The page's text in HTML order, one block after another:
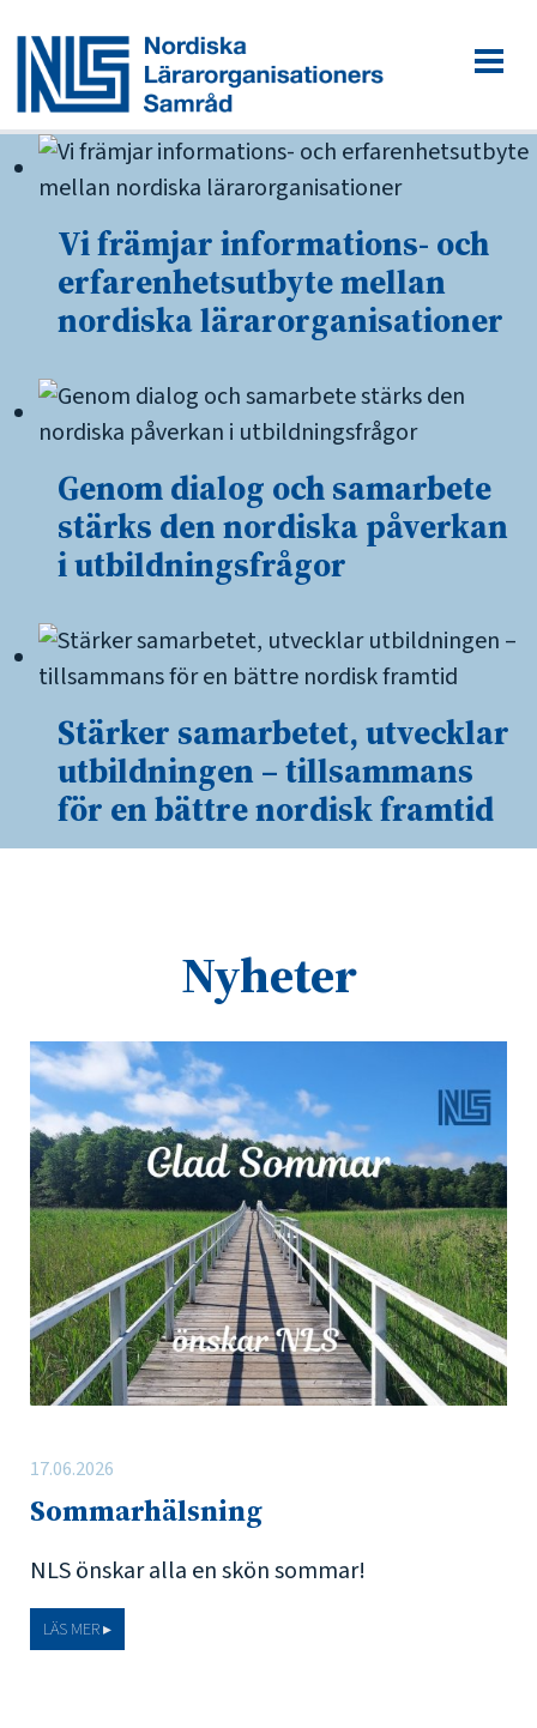
Vi främjar informations- och
erfarenhetsutbyte mellan
nordiska lärarorganisationer
Genom dialog och samarbete
stärks den nordiska påverkan
i utbildningsfrågor
Stärker samarbetet, utvecklar
utbildningen – tillsammans
för en bättre nordisk framtid
Nyheter
17.06.2026
Sommarhälsning
NLS önskar alla en skön sommar!
LÄS MER ▸